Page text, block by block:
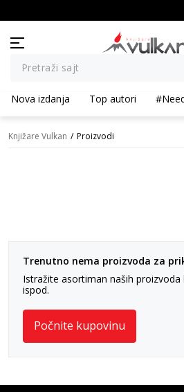
Pretraži sajt
Nova izdanja Top autori
Knjižare Vulkan Proizvodi
Trenutno nema proizvoda za
Istražite asortiman naših proizvoda
ispod.
Počnite kupovinu